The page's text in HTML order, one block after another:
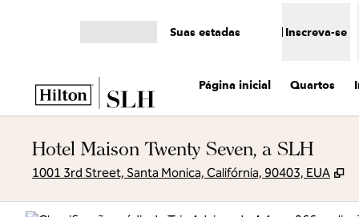
Suas estadas Inscreva-se
Página inicial Quartos
Hotel Maison Twenty Seven, a SLH
1001 3rd Street, Santa Monica, Califórnia, 90403, EUA ,